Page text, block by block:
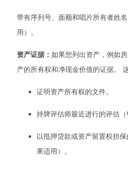
带有序列号、面额和唱片所有者姓
用）。
资产证据： 如果您列出资产，例如
产的所有权和净现金价值的证据。
证明资产所有权的文件。
持牌评估师最近进行的评估（
以抵押贷款或资产留置权担
果适用）。